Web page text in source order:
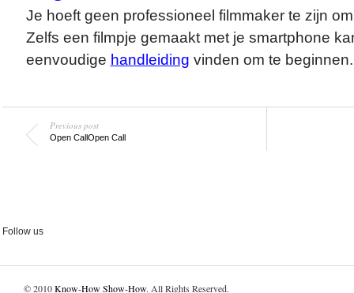
Je hoeft geen professioneel filmmaker te zijn
Zelfs een filmpje gemaakt met je smartphone
eenvoudige handleiding vinden om te beginnen.
Previous post
Open Call Open Call
Follow us
© 2010Know-How Show-How. All Rights Reserved.